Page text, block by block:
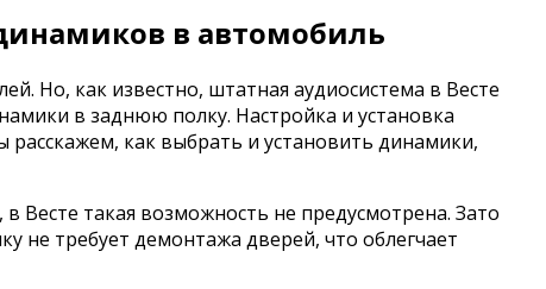
в автомобиль
Но, как известно, штатная аудиосистема в Весте
в заднюю полку. Настройка и установка
как выбрать и установить динамики,
Весте такая возможность не предусмотрена. Зато
не требует демонтажа дверей, что облегчает